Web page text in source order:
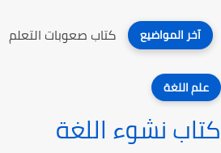
آخر المواضيع كتاب صعوبات التعلم
علم اللغة
كتاب نشوء اللغة